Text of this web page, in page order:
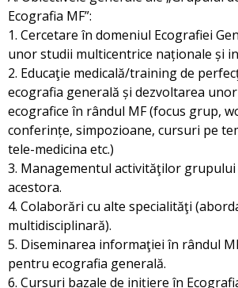
Ecografia MF”:
1. Cercetare în domeniul Ecografiei
unor studii multicentrice naționale și
2. Educaţie medicală/training de
ecografia generală și dezvoltarea
ecografice în rândul MF (focus grup,
conferințe, simpozioane, cursuri pe
tele-medicina etc.)
3. Managementul activităţilor
acestora.
4. Colaborări cu alte specialităţi
multidisciplinară).
5. Diseminarea informaţiei în rândul
pentru ecografia generală.
6. Cursuri bazale de inițiere în